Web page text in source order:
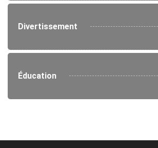
Divertissement
Éducation